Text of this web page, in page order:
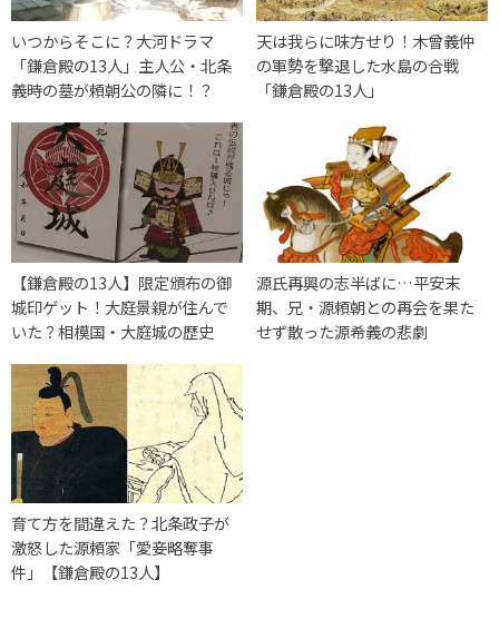
いつからそこに？大河ドラマ
「鎌倉殿の13人」主人公・北条
義時の墓が頼朝公の隣に！？
天は我らに味方せり！木曾義仲
の軍勢を撃退した水島の合戦
「鎌倉殿の13人」
【鎌倉殿の13人】限定頒布の御
城印ゲット！大庭景親が住んで
いた？相模国・大庭城の歴史
源氏再興の志半ばに…平安末
期、兄・源頼朝との再会を果た
せず散った源希義の悲劇
育て方を間違えた？北条政子が
激怒した源頼家「愛妾略奪事
件」【鎌倉殿の13人】